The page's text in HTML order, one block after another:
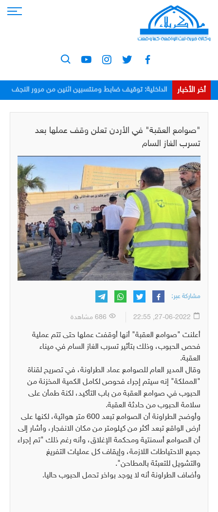
أخر الأخبار
الداخلية: توقيف ضابط ومنتسبين اثنين من مرور النجف
"صوامع العقبة" في الأردن تعلن وقف عملها بعد
تسرب الغاز السام
مشاركة عبر:
أعلنت "صوامع العقبة" أنها أوقفت عملها حتى تتم عملية
فحص الحبوب، وذلك بتأثير تسرب الغاز السام في ميناء
العقبة.
وقال المدير العام للصوامع عماد الطراونة، في تصريح لقناة
"المملكة" إنه سيتم إجراء فحوص لكامل الكمية المخزنة من
الحبوب في صوامع العقبة من باب التأكيد، لكنة طمأن على
سلامة الحبوب من حادثة العقبة.
وأوضح الطراونة أن الصوامع تبعد 600 متر هوائية، لكنها على
أرض الواقع تبعد أكثر من كيلومتر من مكان الانفجار، وأشار إلى
أن الصوامع أسمنتية ومحكمة الإغلاق، وأنه رغم ذلك "تم إجراء
جميع الاحتياطات اللازمة، وإيقاف كل عمليات التفريغ
والتشويل للتعبئة بالمطاحن".
وأضاف الطراونة أنه لا يوجد بواخر تحمل الحبوب حاليا.